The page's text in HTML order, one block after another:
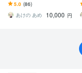
用途に
5.0 (86)
あけの あめ
10,000 円